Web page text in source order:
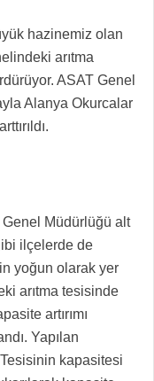
hazinemiz olan
arıtma
ASAT Genel
Alanya Okurcalar
Müdürlüğü alt
ilçelerde de
yoğun olarak yer
arıtma tesisinde
artırımı
Yapılan
kapasitesi